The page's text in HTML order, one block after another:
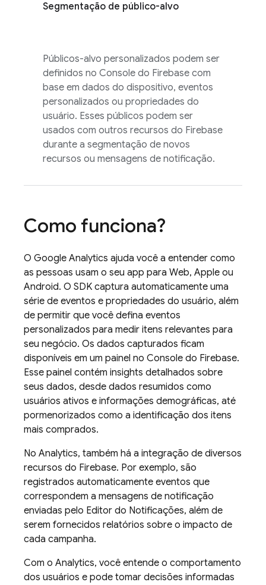
Segmentação de público-alvo
Públicos-alvo personalizados podem ser
definidos no Console do Firebase com
base em dados do dispositivo, eventos
personalizados ou propriedades do
usuário. Esses públicos podem ser
usados com outros recursos do Firebase
durante a segmentação de novos
recursos ou mensagens de notificação.
Como funciona?
O Google Analytics ajuda você a entender como
as pessoas usam o seu app para Web, Apple ou
Android. O SDK captura automaticamente uma
série de eventos e propriedades do usuário, além
de permitir que você defina eventos
personalizados para medir itens relevantes para
seu negócio. Os dados capturados ficam
disponíveis em um painel no Console do Firebase.
Esse painel contém insights detalhados sobre
seus dados, desde dados resumidos como
usuários ativos e informações demográficas, até
pormenorizados como a identificação dos itens
mais comprados.
No Analytics, também há a integração de diversos
recursos do Firebase. Por exemplo, são
registrados automaticamente eventos que
correspondem a mensagens de notificação
enviadas pelo Editor do Notificações, além de
serem fornecidos relatórios sobre o impacto de
cada campanha.
Com o Analytics, você entende o comportamento
dos usuários e pode tomar decisões informadas